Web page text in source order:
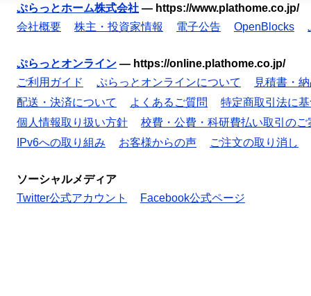
ぷらっとホーム株式会社 — https://www.plathome.co.jp/
会社概要
株主・投資家情報 電子公告 OpenBlocks
ぷらっとオンライン — https://online.plathome.co.jp/
ご利用ガイド
ぷらっとオンラインについて
見積書・
配送・決済について
よくあるご質問
特定商取引法に
個人情報取り扱い方針
校費・公費・科研費払い取引のご
IPv6への取り組み
お客様からの声 ご注文の取り消し
ソーシャルメディア
Twitter公式アカウント
Facebook公式ページ